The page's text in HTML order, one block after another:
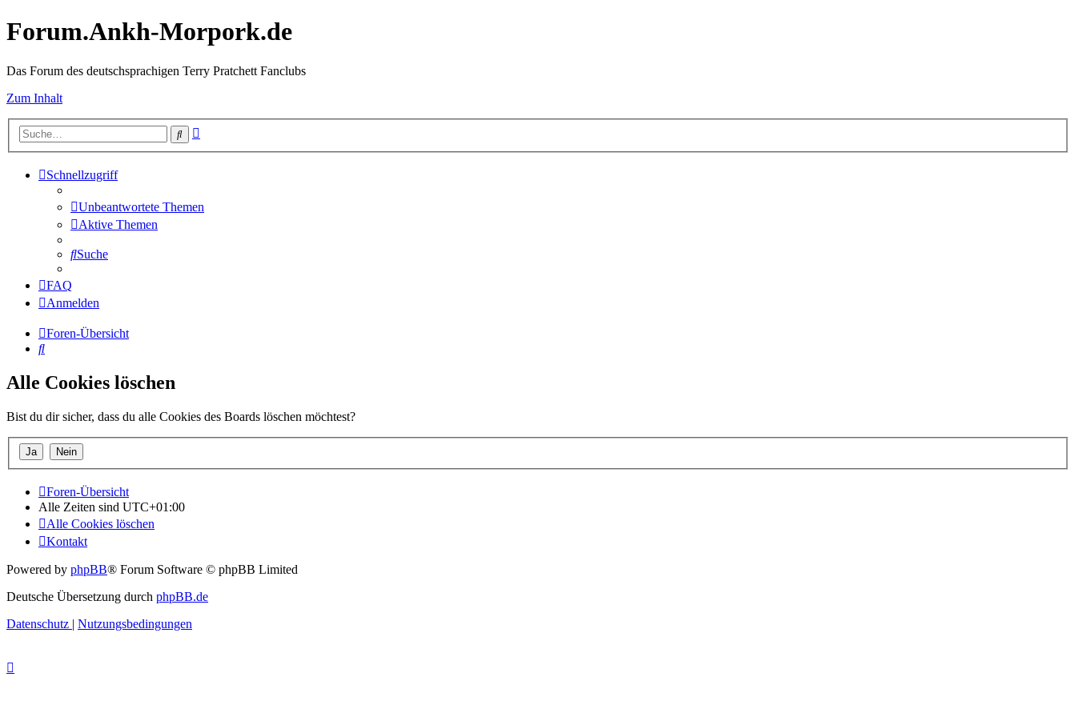
Forum.Ankh-Morpork.de
Das Forum des deutschsprachigen Terry Pratchett Fanclubs
Zum Inhalt
Suche
Schnellzugriff
Unbeantwortete Themen
Aktive Themen
Suche
FAQ
Anmelden
Foren-Übersicht
Suche
Alle Cookies löschen
Bist du dir sicher, dass du alle Cookies des Boards löschen möchtest?
Foren-Übersicht
Alle Zeiten sind UTC+01:00
Alle Cookies löschen
Kontakt
Powered by phpBB® Forum Software © phpBB Limited
Deutsche Übersetzung durch phpBB.de
Datenschutz | Nutzungsbedingungen